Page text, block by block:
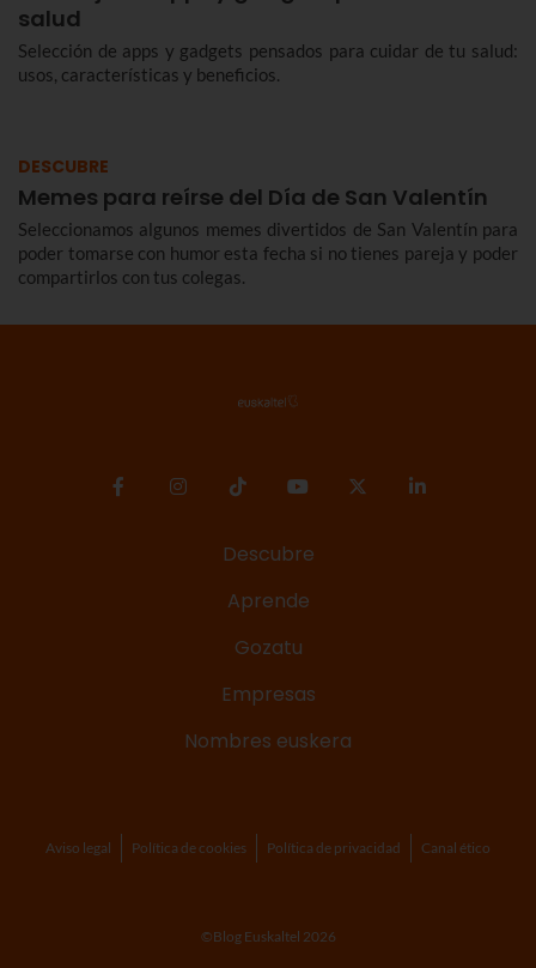
salud
Selección de apps y gadgets pensados para cuidar de tu salud:
usos, características y beneficios.
DESCUBRE
Memes para reírse del Día de San Valentín
Seleccionamos algunos memes divertidos de San Valentín para
poder tomarse con humor esta fecha si no tienes pareja y poder
compartirlos con tus colegas.
Descubre
Aprende
Gozatu
Empresas
Nombres euskera
Aviso legal Política de cookies Política de privacidad Canal ético
©Blog Euskaltel 2026